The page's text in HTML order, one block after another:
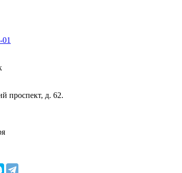
проспект, д. 62.